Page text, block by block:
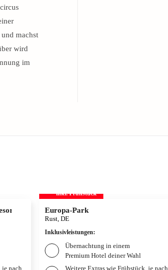
und machst
wird
im
je nach
inkl. Frühstück
Europa-Park
Rust, DE
Inklusivleistungen:
Übernachtung in einem
Premium Hotel deiner Wahl
Weitere Extras wie Frühstück, je nach